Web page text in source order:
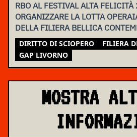
RBO AL FESTIVAL ALTA
ORGANIZZARE LA LOTTA
DELLA FILIERA BELLICA
DIRITTO DI SCIOPERO
FILIERA
GAP LIVORNO
MOSTRA